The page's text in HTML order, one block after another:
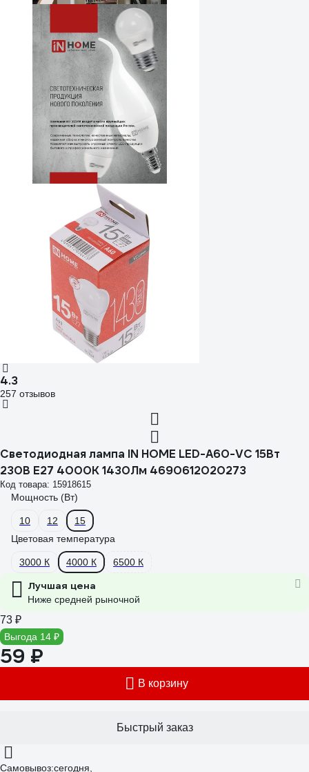
4.3
257 отзывов
Светодиодная лампа IN HOME LED-A60-VC 15Вт
230В Е27 4000К 1430Лм 4690612020273
Код товара: 15918615
Мощность (Вт)
10 12
15
Цветовая температура
3000 К 4000 К 6500 К
Лучшая цена
Ниже средней рыночной
73 ₽
Выгода 14 ₽
59 ₽
В корзину
Быстрый заказ
Самовывоз:сегодня,